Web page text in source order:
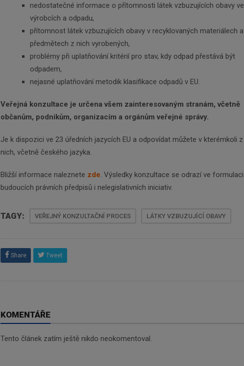
nedostatečné informace o přítomnosti látek vzbuzujících obavy ve
výrobcích a odpadu,
přítomnost látek vzbuzujících obavy v recyklovaných materiálech a
předmětech z nich vyrobených,
problémy při uplatňování kritérií pro stav, kdy odpad přestává být
odpadem,
nejasné uplatňování metodik klasifikace odpadů v EU.
Veřejná konzultace je určena všem zainteresovaným stranám, včetně
občanům, podnikům, organizacím a orgánům veřejné správy.
Je k dispozici ve 23 úředních jazycích EU a odpovídat můžete v kterémkoli z
nich, včetně českého jazyka.
Bližší informace naleznete zde. Výsledky konzultace se odrazí ve formulaci
budoucích právních předpisů i nelegislativních iniciativ.
TAGY: VEŘEJNÝ KONZULTAČNÍ PROCES LÁTKY VZBUZUJÍCÍ OBAVY
Share Tweet
KOMENTÁŘE
Tento článek zatím ještě nikdo neokomentoval.